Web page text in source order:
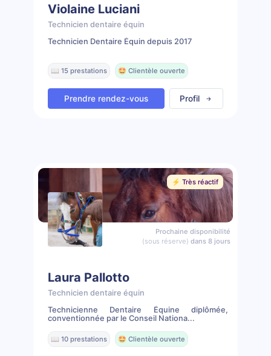
Violaine Luciani
Technicien dentaire équin
Technicien Dentaire Équin depuis 2017
📖 15 prestations 🤩 Clientèle ouverte
Prendre rendez-vous Profil
⚡️ Très réactif
Prochaine disponibilité
(sous réserve) dans 8 jours
Laura Pallotto
Technicien dentaire équin
Technicienne Dentaire Équine diplômée,
conventionnée par le Conseil Nationa...
📖 10 prestations 🤩 Clientèle ouverte